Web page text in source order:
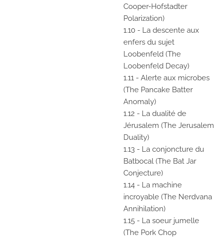
Cooper-Hofstadter
Polarization)
1.10 - La descente aux
enfers du sujet
Loobenfeld (The
Loobenfeld Decay)
1.11 - Alerte aux microbes
(The Pancake Batter
Anomaly)
1.12 - La dualité de
Jérusalem (The Jerusalem
Duality)
1.13 - La conjoncture du
Batbocal (The Bat Jar
Conjecture)
1.14 - La machine
incroyable (The Nerdvana
Annihilation)
1.15 - La soeur jumelle
(The Pork Chop